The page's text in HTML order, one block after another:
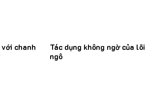
chanh
Tác dụng không ngờ của lõi
ngô